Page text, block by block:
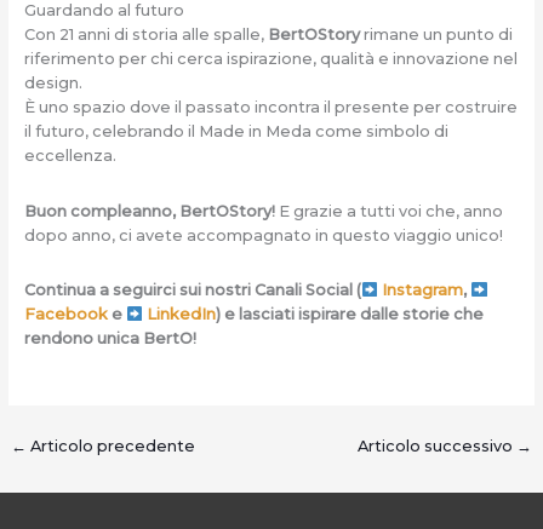
Guardando al futuro
Con 21 anni di storia alle spalle, BertOStoryrimane un punto di
riferimento per chi cerca ispirazione, qualità e innovazione nel
design.
È uno spazio dove il passato incontra il presente per costruire
il futuro, celebrando il Made in Meda come simbolo di
eccellenza.
Buon compleanno, BertOStory! E grazie a tutti voi che, anno
dopo anno, ci avete accompagnato in questo viaggio unico!
Continua a seguirci sui nostri Canali Social ( Instagram,
Facebook e LinkedIn) e lasciati ispirare dalle storie che
rendono unica BertO!
← Articolo precedente Articolo successivo →